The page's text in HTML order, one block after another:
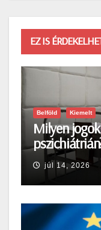
EZ IS
Belföld Kiemelt
Milyen
júl 14, 2026